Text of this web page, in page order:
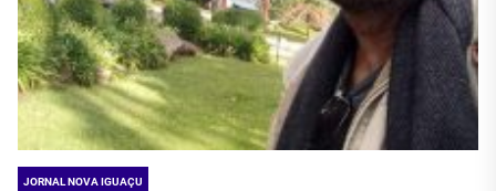
JORNAL NOVA IGUAÇU
contam tudo
o “Intenso”
NOVA IGUAÇU
Cultural que Une o
Janeiro
JORNAL NOVA IGUAÇU